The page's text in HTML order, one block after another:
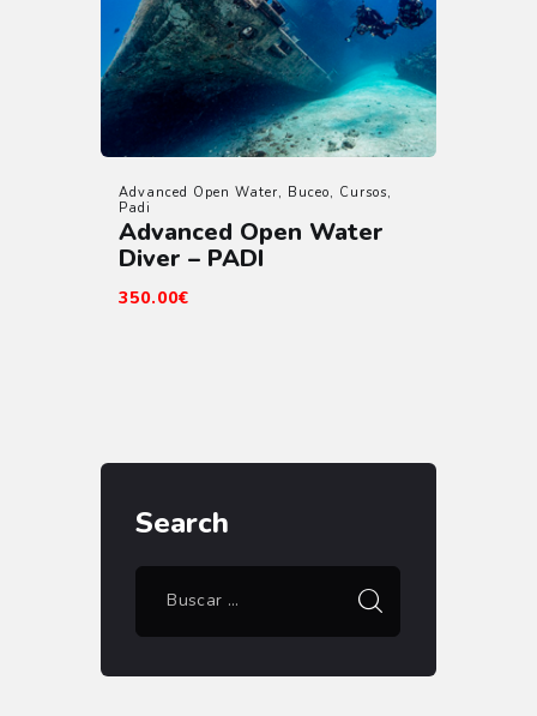
Advanced Open Water, Buceo, Cursos,
Padi
Advanced Open Water
Diver – PADI
350.00€
Search